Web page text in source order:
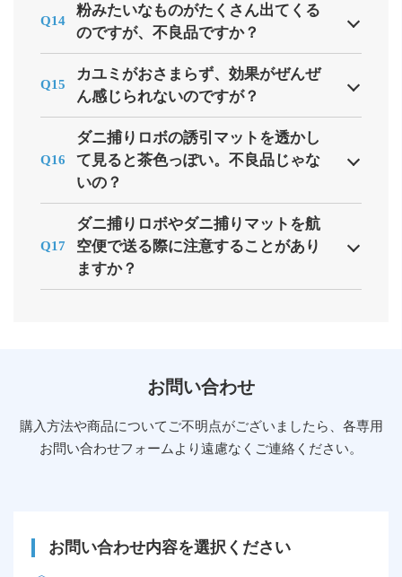
Q14
粉みたいなものがたくさん出てくる
のですが、不良品ですか？
Q15
カユミがおさまらず、効果がぜんぜ
ん感じられないのですが？
Q16
ダニ捕りロボの誘引マットを透かし
て見ると茶色っぽい。不良品じゃな
いの？
Q17
ダニ捕りロボやダニ捕りマットを航
空便で送る際に注意することがあり
ますか？
お問い合わせ
購入方法や商品についてご不明点がございましたら、各専用
お問い合わせフォームより遠慮なくご連絡ください。
お問い合わせ内容を選択ください